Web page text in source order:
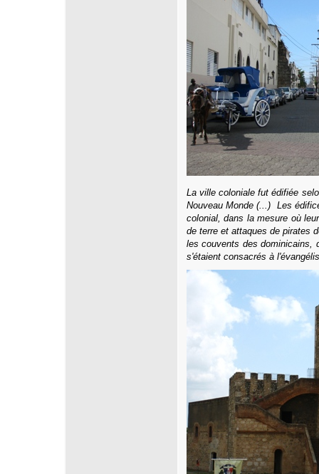
La ville coloniale fut édifiée
Nouveau Monde (...) Les
colonial, dans la mesure où
de terre et attaques de pirates
les couvents des dominicains,
s'étaient consacrés à